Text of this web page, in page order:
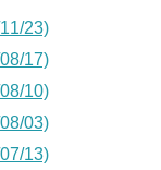
23)
17)
10)
03)
13)